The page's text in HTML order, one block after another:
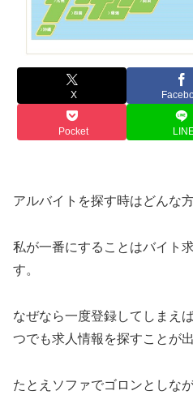
X
Pocket
アルバイトを探す時はどんな
私が一番にすることはバイト
す。
なぜなら一度登録してしまえ
つでも求人情報を探すことが
たとえソファでゴロンとしな